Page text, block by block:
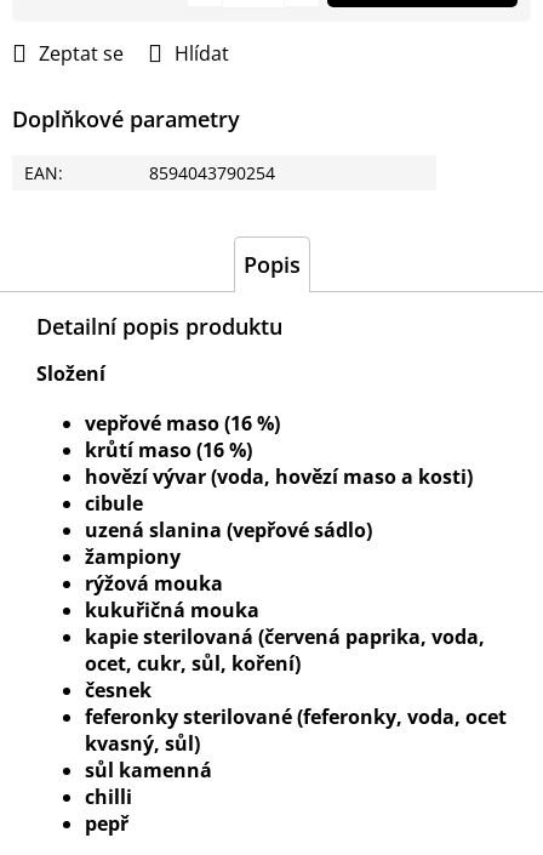
Zeptat se Hlídat
Doplňkové parametry
EAN: 8594043790254
Popis
Detailní popis produktu
Složení
vepřové maso (16 %)
krůtí maso (16 %)
hovězí vývar (voda, hovězí maso a kosti)
cibule
uzená slanina (vepřové sádlo)
žampiony
rýžová mouka
kukuřičná mouka
kapie sterilovaná (červená paprika, voda,
ocet, cukr, sůl, koření)
česnek
feferonky sterilované (feferonky, voda, ocet
kvasný, sůl)
sůl kamenná
chilli
pepř